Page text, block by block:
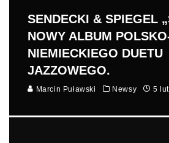
SENDECKI & SPIEGEL
NOWY ALBUM
NIEMIECKIEGO DUETU
JAZZOWEGO.
Marcin Puławski Newsy 5